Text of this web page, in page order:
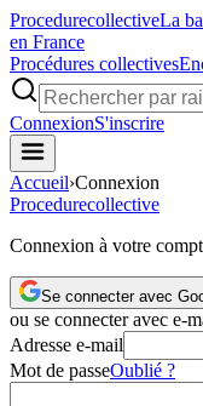
ProcedurecollectiveLa
en France
Procédures collectives
ConnexionS'inscrire
Accueil›Connexion
Procedurecollective
Connexion à votre
Se connecter avec
ou se connecter avec e-
Adresse e-mail
Mot de passeOublié ?